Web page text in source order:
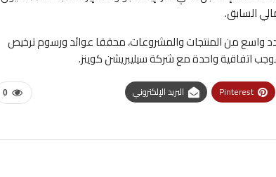
واسع من المنتجات والمشروعات، محققا عوائد ورسوم ترخيص
0 Pinterest البريد الإلكتروني